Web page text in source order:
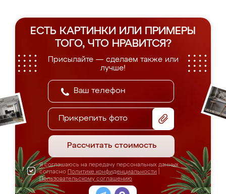
ЕСТЬ КАРТИНКИ ИЛИ ПРИМЕРЫ
ТОГО, ЧТО НРАВИТСЯ?
Присылайте — сделаем также или
лучше!
Прикрепить фото
Рассчитать стоимость
Я соглашаюсь на передачу персональных данных
согласно Политике конфиденциальности
Пользовательскому соглашению